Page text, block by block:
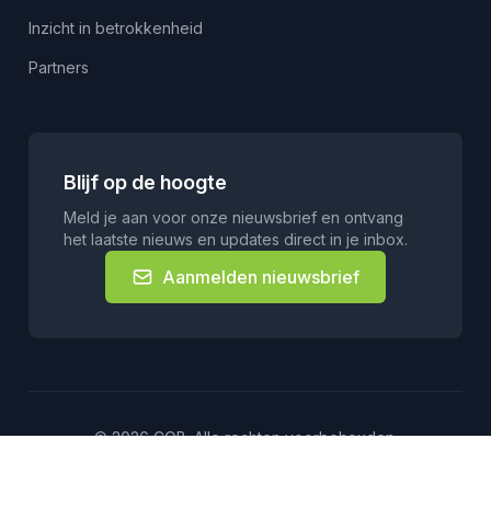
Inzicht in betrokkenheid
Partners
Blijf op de hoogte
Meld je aan voor onze nieuwsbrief en ontvang
het laatste nieuws en updates direct in je inbox.
Aanmelden nieuwsbrief
© 2026 COB. Alle rechten voorbehouden.